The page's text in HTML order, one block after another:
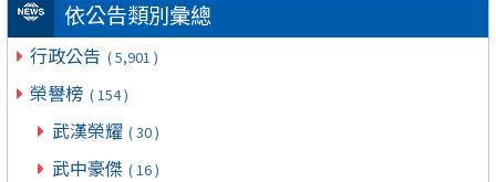
依公告類別彙總
行政公告 ( 5,901 )
榮譽榜 ( 154 )
武漢榮耀 ( 30 )
武中豪傑 ( 16 )